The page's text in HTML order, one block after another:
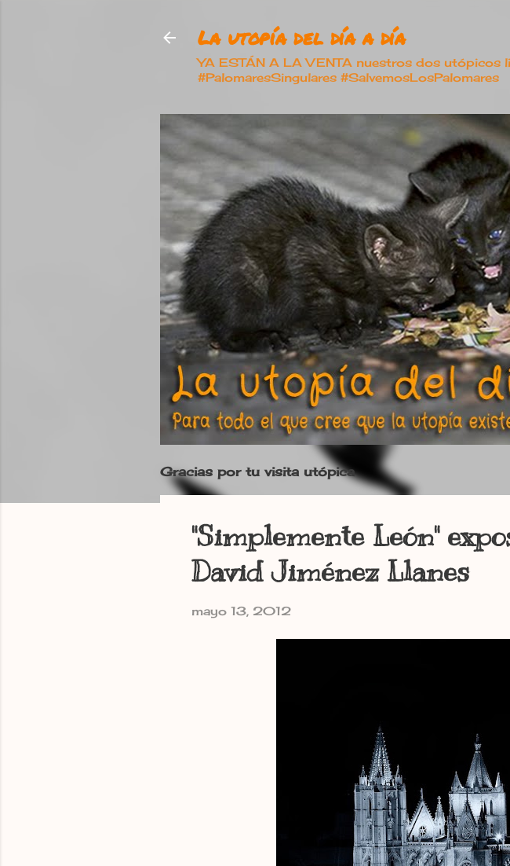
La utopía del día a día
YA ESTÁN A LA VENTA nuestros dos utópicos
#PalomaresSingulares #SalvemosLosPalomares
Gracias por tu visita utópica
"Simplemente León"
David Jiménez Llanes
mayo 13, 2012